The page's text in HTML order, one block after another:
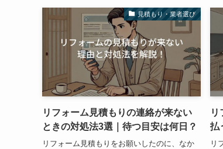
見積もり・業者選び
リフォーム見積もりの連絡が来ない
ときの対処法3選｜待つ目安は何日？
リフォーム見積もりをお願いしたのに、なか
リ
払
リ